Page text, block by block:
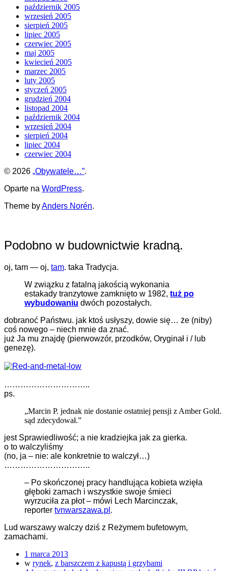
październik 2005
wrzesień 2005
sierpień 2005
lipiec 2005
czerwiec 2005
maj 2005
kwiecień 2005
marzec 2005
luty 2005
styczeń 2005
grudzień 2004
listopad 2004
październik 2004
wrzesień 2004
sierpień 2004
lipiec 2004
czerwiec 2004
© 2026 „Obywatele…”.
Oparte na WordPress.
Theme byAnders Norén.
Podobno w budownictwie kradną.
oj, tam — oj, tam. taka Tradycja.
W związku z fatalną jakością wykonania
estakady tranzytowe zamknięto w 1982, tuż po
wybudowaniu dwóch pozostałych.
dobranoć Państwu. jak ktoś usłyszy, dowie się… że (niby)
coś nowego – niech mnie da znać.
już Ja mu znajdę (pierwowzór, przodków, Oryginał i / lub
genezę).
…………………………..
ps.
„Marcin P. jednak nie dostanie ostatniej pensji z Amber Gold.
sąd zdecydował.”
jest Sprawiedliwość; a nie kradziejka jak za gierka.
o to walczyliśmy
(no, ja – nie: ale konkretnie to walczył…)
…………………………..
– Po skończonej pracy handlująca kobieta wzięła
głęboki zamach i wszystkie swoje śmieci
wyrzuciła za płot – mówi Lech Marcinczak,
reporter tvnwarszawa.pl .
Lud warszawy walczy dziś z Reżymem bufetowym,
zamachami.
1 marca 2013
w rynek, z barszczem z kapustą i grzybami